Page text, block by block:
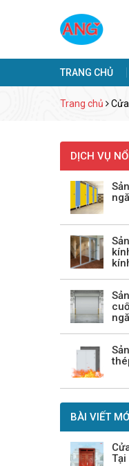
TRANG CHỦ
Trang chủ
DỊCH VỤ
BÀI VIẾT
Tại